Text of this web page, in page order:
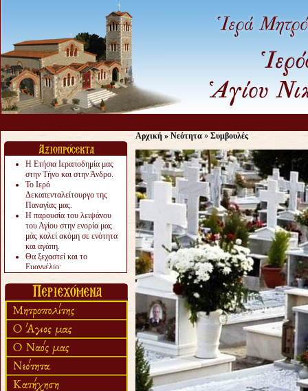
Η Ετήσια Ιεραποδημία μας
στην Τήνο και στην Άνδρο.
Το Ιερό
Δεκαπενταλείτουργο της
Παναγίας μας.
Η παρουσία του λειψάνου
του Αγίου στην ενορία μας
μάς καλεί ακόμη σε ενότητα
και αγάπη.
Θα ξεχαστεί και το
Ευαγγέλιο;
«πολύ αργά».
Ζητείται....
Αρχική » Νεότητα » Συμβουλές